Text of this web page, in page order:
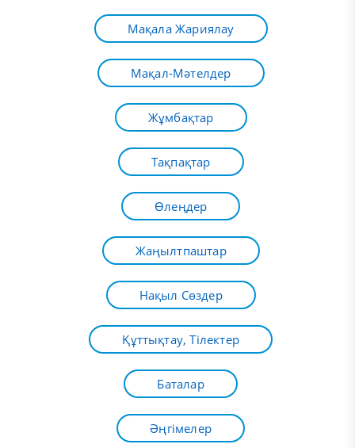
Мақала Жариялау
Мақал-Мәтелдер
Жұмбақтар
Тақпақтар
Өлеңдер
Жаңылтпаштар
Нақыл Сөздер
Құттықтау, Тілектер
Баталар
Әңгімелер